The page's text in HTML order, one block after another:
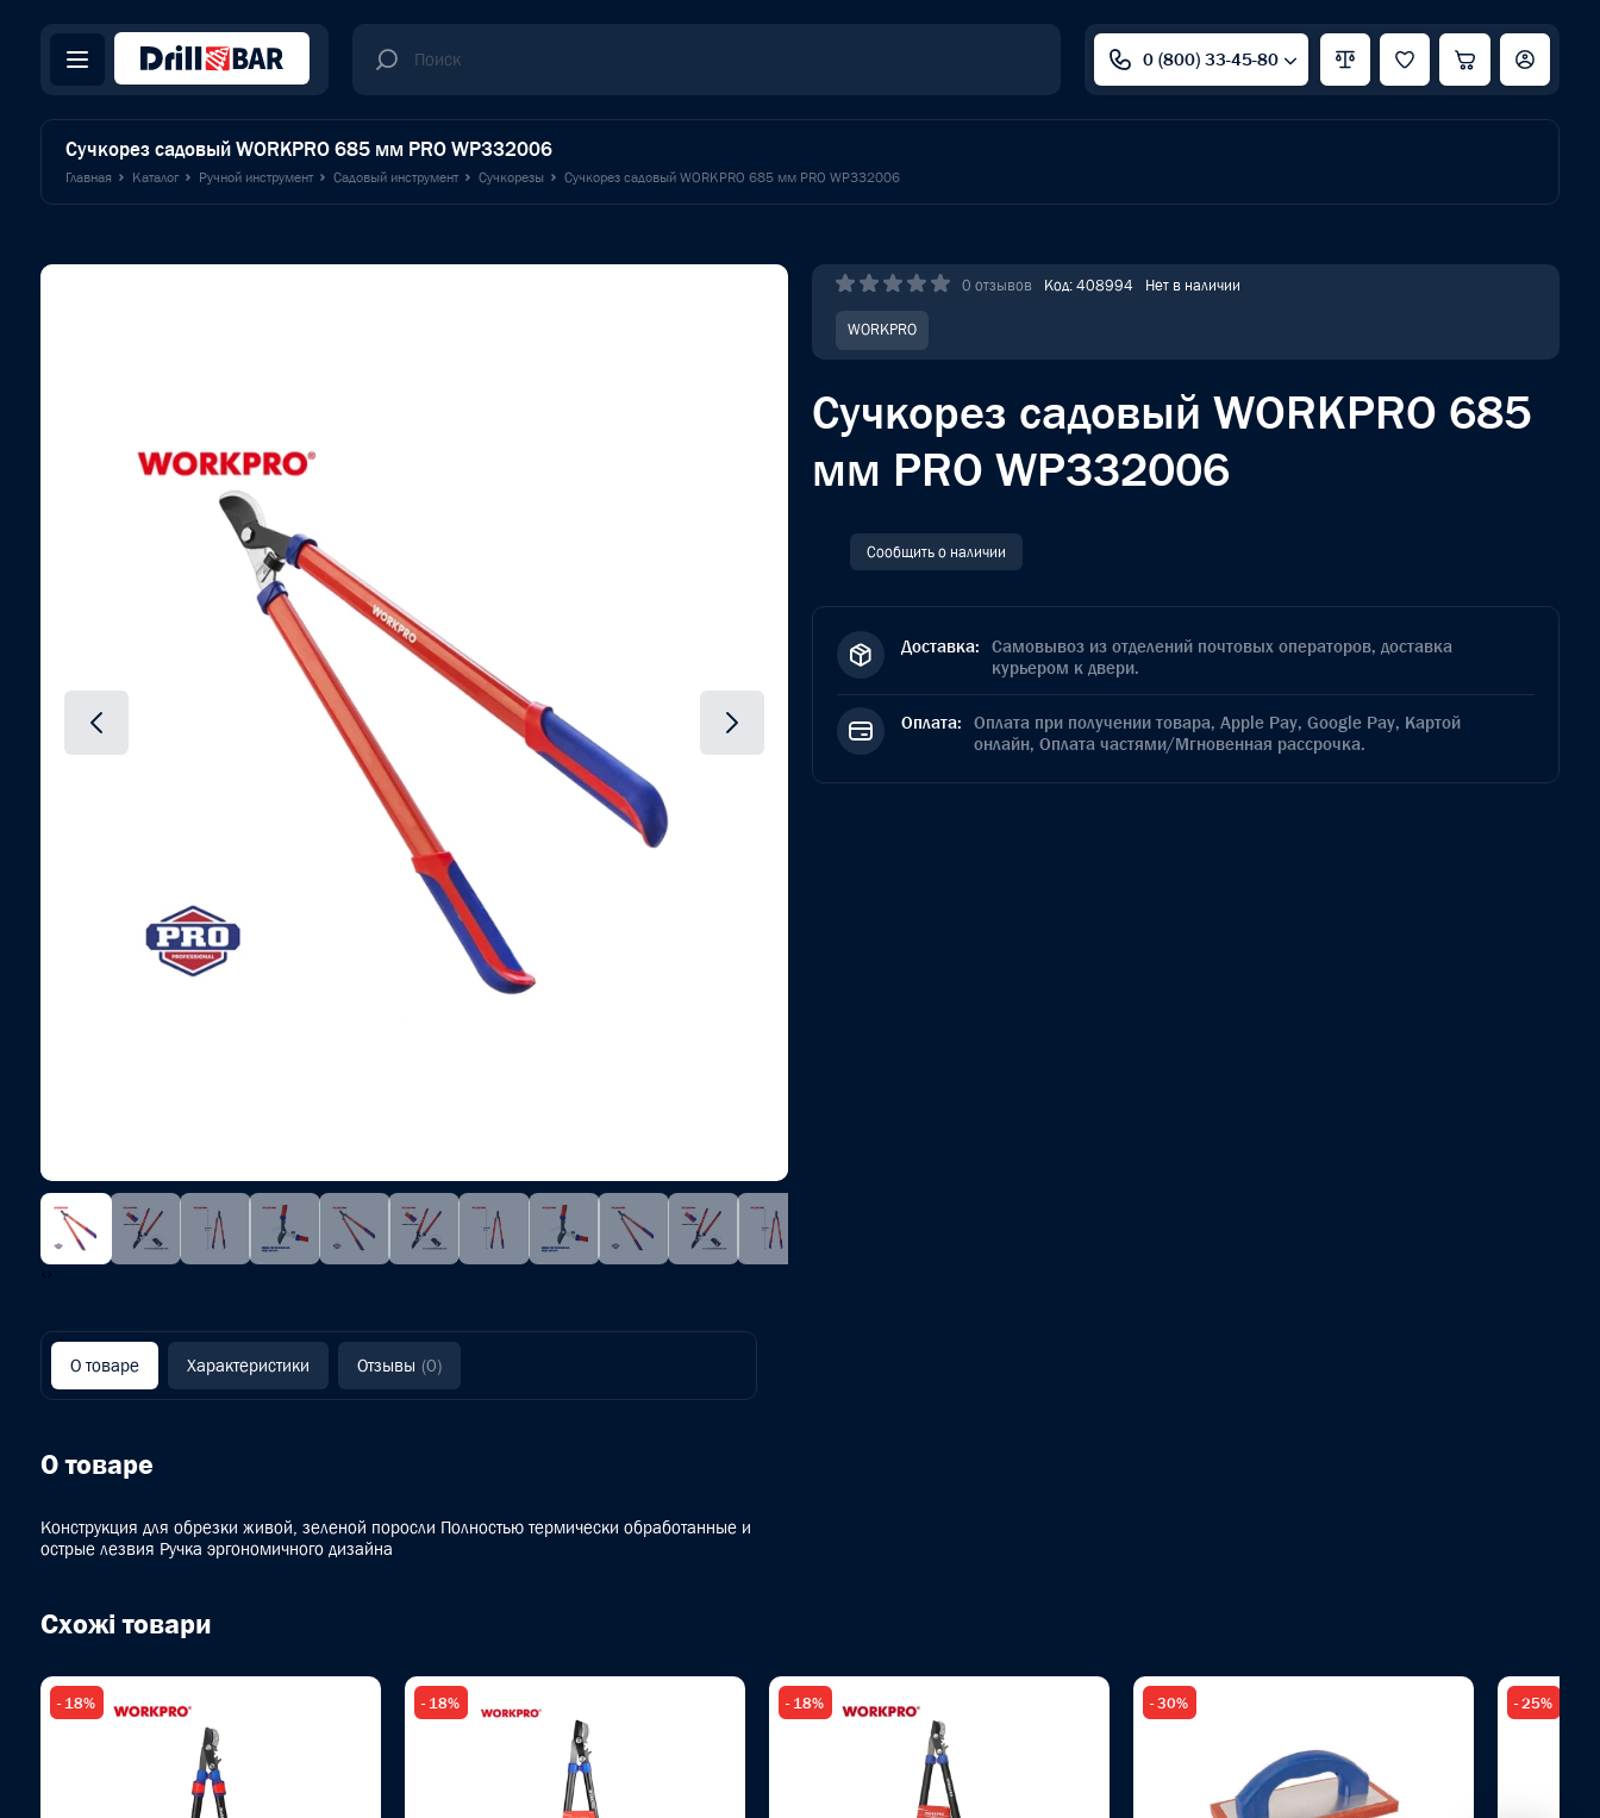
0 (800) 33-45-80
Сучкорез садовый WORKPRO 685 мм PRO WP332006
Главная Каталог Ручной инструмент Садовый инструмент Сучкорезы Сучкорез садовый WORKPRO 685 мм PRO WP332006
‹›
0 отзывов Код: 408994 Нет в наличии
WORKPRO
Сучкорез садовый WORKPRO 685
мм PRO WP332006
Сообщить о наличии
Доставка: Самовывоз из отделений почтовых операторов, доставка
курьером к двери.
Оплата: Оплата при получении товара, Apple Pay, Google Pay, Картой
онлайн, Оплата частями/Мгновенная рассрочка.
О товаре Характеристики Отзывы (0)
О товаре
Конструкция для обрезки живой, зеленой поросли Полностью термически обработанные и
острые лезвия Ручка эргономичного дизайна
Схожі товари
- 18% - 18% - 18% - 30% - 25%